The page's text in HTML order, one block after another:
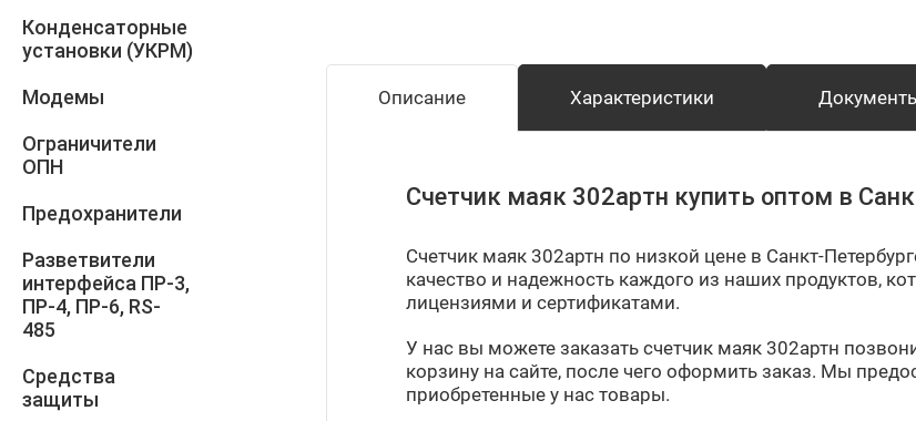
Конденсаторные
установки (УКРМ)
Модемы
Ограничители
ОПН
Предохранители
Разветвители
интерфейса ПР-3,
ПР-4, ПР-6, RS-
485
Средства
защиты
Описание Характеристики
Счетчик маяк 302артн купить оптом в
Счетчик маяк 302артн по низкой цене в Санкт-
качество и надежность каждого из наших продуктов,
лицензиями и сертификатами.
У нас вы можете заказать счетчик маяк 302артн
корзину на сайте, после чего оформить заказ. Мы
приобретенные у нас товары.